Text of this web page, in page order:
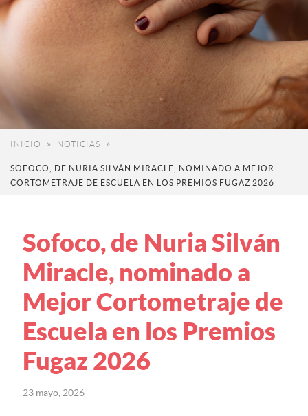
INICIO NOTICIAS
SOFOCO, DE NURIA SILVÁN MIRACLE, NOMINADO A MEJOR
CORTOMETRAJE DE ESCUELA EN LOS PREMIOS FUGAZ 2026
Sofoco, de Nuria Silván
Miracle, nominado a
Mejor Cortometraje de
Escuela en los Premios
Fugaz 2026
23 mayo, 2026